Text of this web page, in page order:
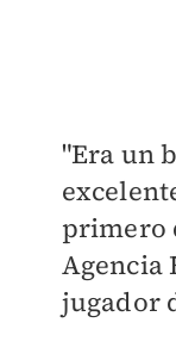
"Era un
primero
Agencia
jugador